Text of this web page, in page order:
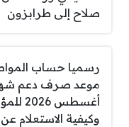
صلاح إلى طرابزون
رسميا حساب
موعد صرف دعم
أغسطس
وكيفية الاستعلام